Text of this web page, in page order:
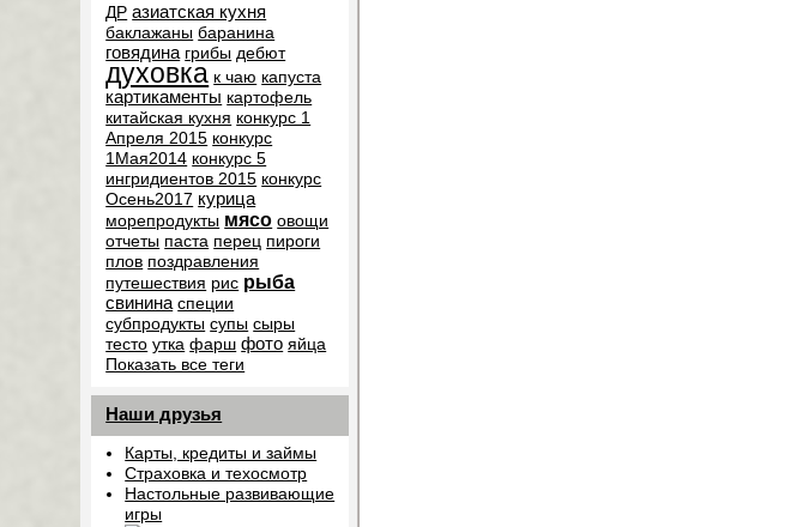
ДР азиатская кухня
баклажаны баранина
говядина грибы дебют
духовка к чаю капуста
картикаменты картофель
китайская кухня конкурс 1
Апреля 2015 конкурс
1Мая2014 конкурс 5
ингридиентов 2015 конкурс
Осень2017 курица
морепродукты мясо овощи
отчеты паста перец пироги
плов поздравления
путешествия рис рыба
свинина специи
субпродукты супы сыры
тесто утка фарш фото яйца
Показать все теги
Наши друзья
Карты, кредиты и займы
Страховка и техосмотр
Настольные развивающие
игры